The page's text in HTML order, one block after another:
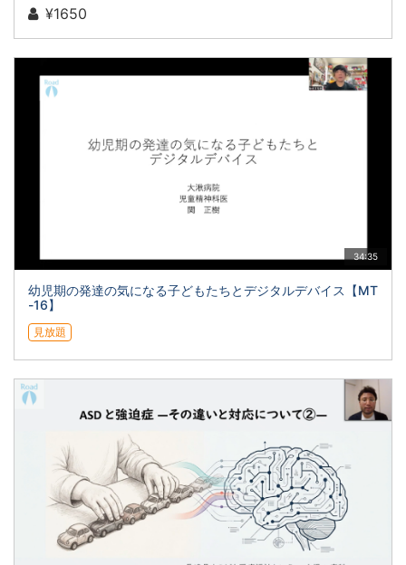
¥1650
34:35
幼児期の発達の気になる子どもたちとデジタルデバイス【MT
-16】
見放題